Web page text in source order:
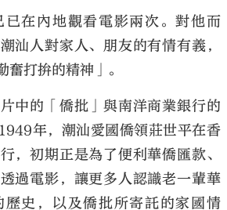
已在內地觀看電影兩次。對他而
汕人對家人、朋友的有情有義，
奮打拚的精神」。
中的「僑批」與南洋商業銀行的
年，潮汕愛國僑領莊世平在香
，初期正是為了便利華僑匯款、
過電影，讓更多人認識老一輩華
歷史，以及僑批所寄託的家國情